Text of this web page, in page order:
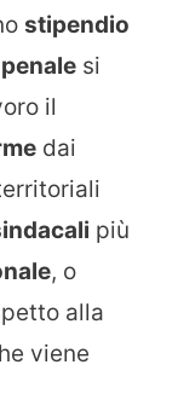
stipendio
si
il
dai
più
, o
alla
viene